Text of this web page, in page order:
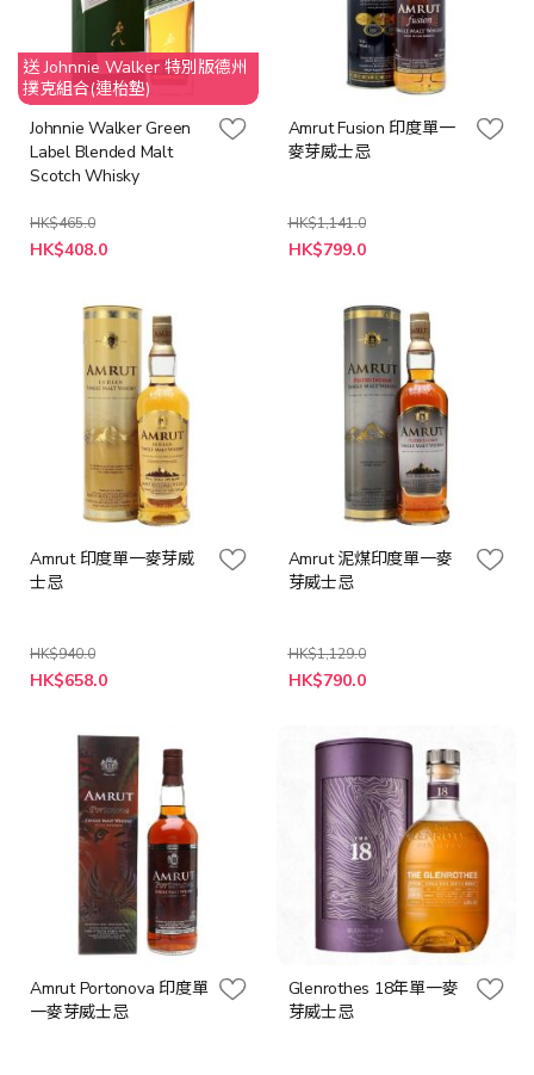
送 Johnnie Walker 特別版德州
撲克組合(連枱墊)
Johnnie Walker Green
Label Blended Malt
Scotch Whisky
HK$465.0
特
殊
HK$408.0
Amrut Fusion 印度單一
麥芽威士忌
HK$1,141.0
特
殊
HK$799.0
Amrut 印度單一麥芽威
士忌
HK$940.0
特
殊
HK$658.0
Amrut 泥煤印度單一麥
芽威士忌
HK$1,129.0
特
殊
HK$790.0
Amrut Portonova 印度單
一麥芽威士忌
Glenrothes 18年單一麥
芽威士忌